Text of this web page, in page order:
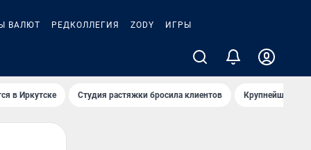
ВАЛЮТ РЕДКОЛЛЕГИЯ ZODY ИГРЫ
в Иркутске Студия растяжки бросила клиентов Крупнейшие